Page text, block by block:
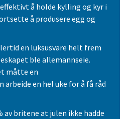
å holde kylling og kyr i
å produsere egg og
en luksusvare helt frem
ble allemannseie.
måtte en
en hel uke for å få råd
av britene at julen ikke hadde